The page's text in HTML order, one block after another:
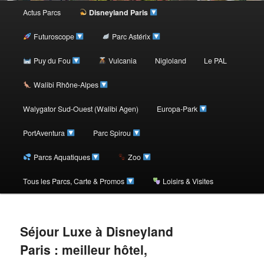
Menu
Aller
contenu
Actus Parcs Disneyland Paris
Futuroscope Parc Astérix
Puy du Fou Vulcania Nigloland Le PAL
Walibi Rhône-Alpes
Walygator Sud-Ouest (Walibi Agen) Europa-Park
PortAventura Parc Spirou
Parcs Aquatiques Zoo
Tous les Parcs, Carte & Promos Loisirs & Visites
Séjour Luxe à Disneyland
Paris : meilleur hôtel,